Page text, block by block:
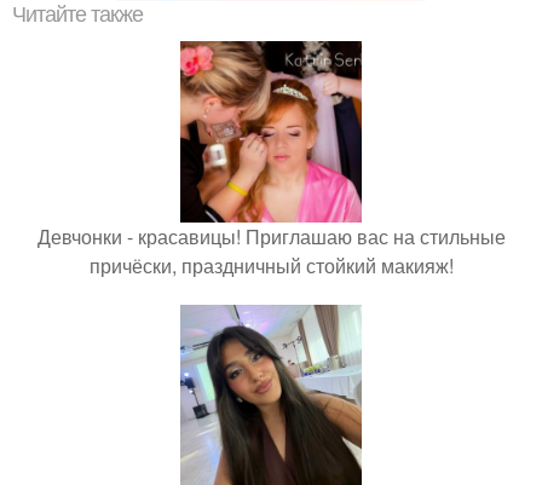
Читайте также
Девчонки - красавицы! Приглашаю вас на стильные
причёски, праздничный стойкий макияж!